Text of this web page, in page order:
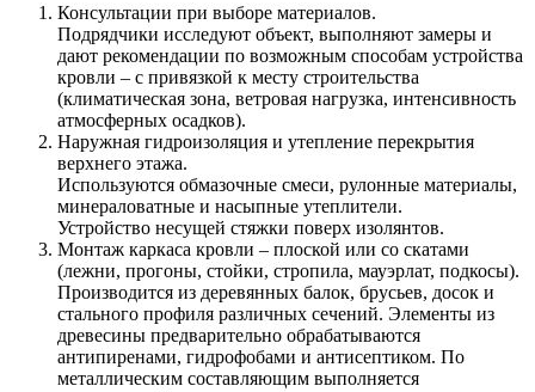
Консультации при выборе материалов.
Подрядчики исследуют объект, выполняют замеры и
дают рекомендации по возможным способам устройства
кровли – с привязкой к месту строительства
(климатическая зона, ветровая нагрузка, интенсивность
атмосферных осадков).
Наружная гидроизоляция и утепление перекрытия
верхнего этажа.
Используются обмазочные смеси, рулонные материалы,
минераловатные и насыпные утеплители.
Устройство несущей стяжки поверх изолянтов.
Монтаж каркаса кровли – плоской или со скатами
(лежни, прогоны, стойки, стропила, мауэрлат, подкосы).
Производится из деревянных балок, брусьев, досок и
стального профиля различных сечений. Элементы из
древесины предварительно обрабатываются
антипиренами, гидрофобами и антисептиком. По
металлическим составляющим выполняется